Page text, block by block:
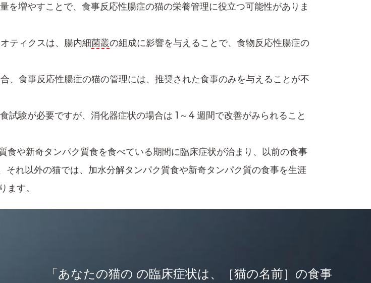
を増やすことで、食事​反応性腸症の猫の栄養管理に役立つ​可能性がありま
ティクスは、腸内​細菌叢の組成に影響を与えることで、食物反応性腸症の
、食事​反応性腸症の猫の管理には、推奨された食事のみを与えることが不
試験が必要ですが、消化器​症状の場合​は 1～4 週間で改善がみられること
食​や新奇​タンパク質食を食べている期間に臨床症状が治まり、以前の食事
それ以外の猫では、加水分解タンパク質食​や新奇​タンパク質の食事を生涯
ます。
「あなたの猫の の臨床症状は、［猫の名前］の食事